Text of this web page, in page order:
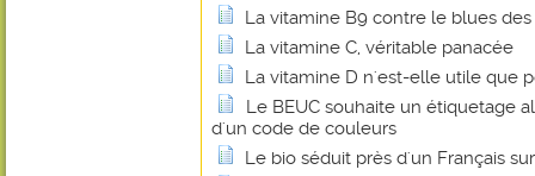
La vitamine B9 contre le blues
La vitamine C, véritable panacée
La vitamine D n'est-elle utile que
Le BEUC souhaite un étiquetage
d'un code de couleurs
Le bio séduit près d'un Français